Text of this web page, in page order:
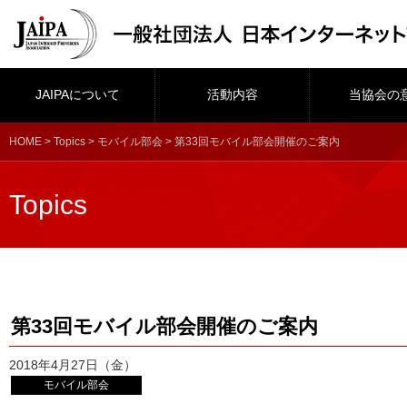
JAIPAについて 活動内容 当協会の
HOME > Topics > モバイル部会 > 第33回モバイル部会開催のご案内
Topics
第33回モバイル部会開催のご案内
2018年4月27日（金）
モバイル部会